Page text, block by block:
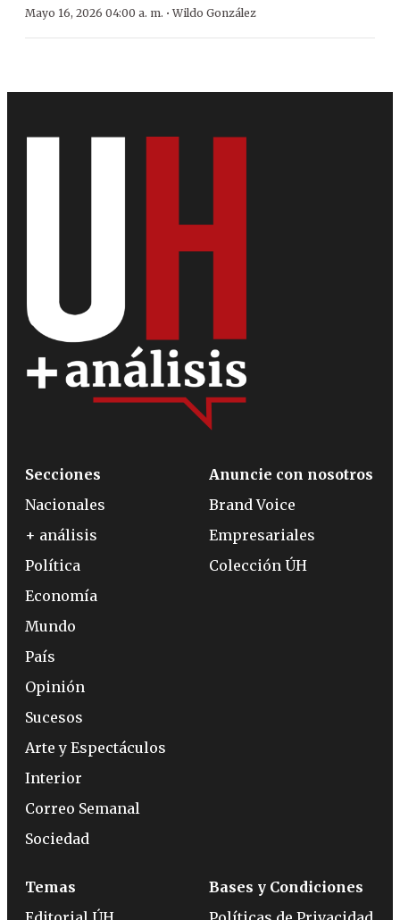
Mayo 16, 2026 04:00 a. m. ·Wildo González
Secciones
Nacionales
+ análisis
Política
Economía
Mundo
País
Opinión
Sucesos
Arte y Espectáculos
Interior
Correo Semanal
Sociedad
Anuncie con nosotros
Brand Voice
Empresariales
Colección ÚH
Temas
Bases y Condiciones